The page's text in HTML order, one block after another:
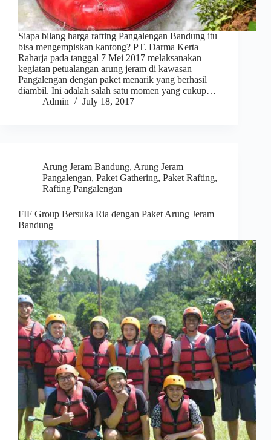
Siapa bilang harga rafting Pangalengan Bandung itu
bisa mengempiskan kantong? PT. Darma Kerta
Raharja pada tanggal 7 Mei 2017 melaksanakan
kegiatan petualangan arung jeram di kawasan
Pangalengan dengan paket menarik yang berhasil
diambil. Ini adalah salah satu momen yang cukup…
Admin
July 18, 2017
Arung Jeram Bandung, Arung Jeram
Pangalengan, Paket Gathering, Paket Rafting,
Rafting Pangalengan
FIF Group Bersuka Ria dengan Paket Arung Jeram
Bandung